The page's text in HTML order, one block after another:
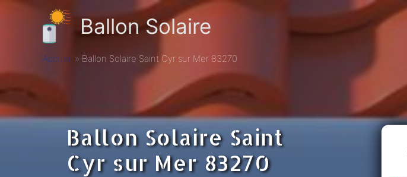
Ballon Solaire
Accueil Ballon Solaire Saint Cyr sur Mer 83270
Ballon Solaire Saint
Cyr sur Mer 83270